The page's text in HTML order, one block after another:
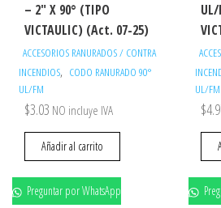
– 2″ X 90° (TIPO
VICTAULIC) (Act. 07-25)
ACCESORIOS RANURADOS / CONTRA
INCENDIOS, CODO RANURADO 90°
UL/FM
$3.03 NO incluye IVA
Añadir al carrito
Preguntar por WhatsApp
UL/FM
$